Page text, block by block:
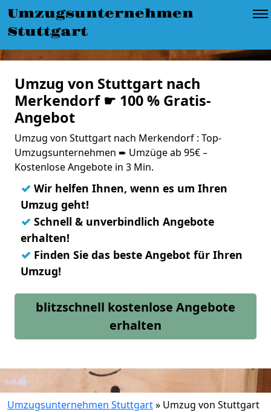
Umzugsunternehmen
Stuttgart
Umzug von Stuttgart nach
Merkendorf ☛ 100 % Gratis-
Angebot
Umzug von Stuttgart nach Merkendorf : Top-
Umzugsunternehmen ➨ Umzüge ab 95€ –
Kostenlose Angebote in 3 Min.
✓ Wir helfen Ihnen, wenn es um Ihren
Umzug geht!
✓ Schnell & unverbindlich Angebote
erhalten!
✓ Finden Sie das beste Angebot für Ihren
Umzug!
blitzschnell kostenlose Angebote
erhalten
Umzugsunternehmen Stuttgart» Umzug von Stuttgart